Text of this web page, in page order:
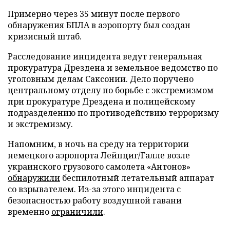
Примерно через 35 минут после первого
обнаружения БПЛА в аэропорту был создан
кризисный штаб.
Расследование инцидента ведут генеральная
прокуратура Дрездена и земельное ведомство по
уголовным делам Саксонии. Дело поручено
центральному отделу по борьбе с экстремизмом
при прокуратуре Дрездена и полицейскому
подразделению по противодействию терроризму
и экстремизму.
Напомним, в ночь на среду на территории
немецкого аэропорта Лейпциг/Галле возле
украинского грузового самолета «Антонов»
обнаружили беспилотный летательный аппарат
со взрывателем. Из-за этого инцидента с
безопасностью работу воздушной гавани
временно ограничили.